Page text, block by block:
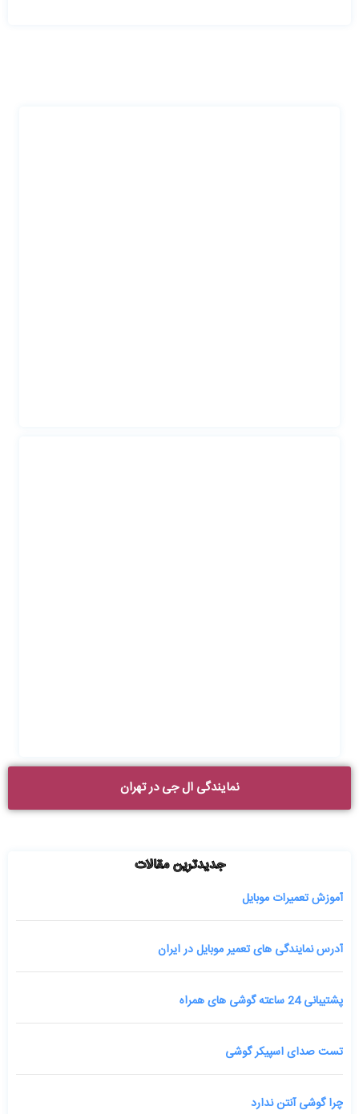
نمایندگی ال جی در تهران
جدیدترین مقالات
آموزش تعمیرات موبایل
آدرس نمایندگی های تعمیر موبایل در ایران
پشتیبانی 24 ساعته گوشی های همراه
تست صدای اسپیکر گوشی
چرا گوشی آنتن ندارد